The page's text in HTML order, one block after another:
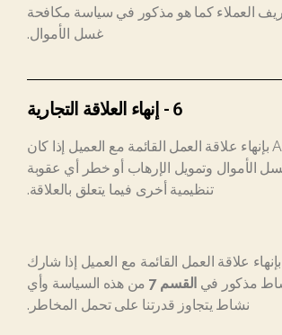
العملاء كما هو مذكور في سياسة مكافحة
غسل الأموال.
6 - إنهاء العلاقة التجارية
ستقوم AAEE بإنهاء علاقة العمل القائمة مع العميل إذا كان
الأموال وتمويل الإرهاب أو خطر أي عقوبة
تنظيمية أخرى فيما يتعلق بالعلاقة.
ستقوم AAEE بإنهاء علاقة العمل القائمة مع العميل إذا شارك
مذكور في القسم 7
من هذه السياسة وأي
نشاط يتجاوز قدرتنا على تحمل المخاطر.